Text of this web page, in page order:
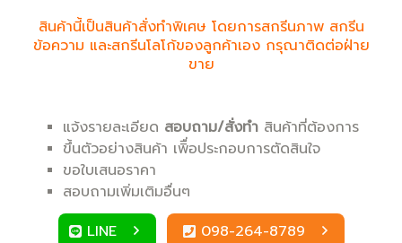
สินค้านี้เป็นสินค้าสั่งทำพิเศษ โดยการสกรีนภาพ สกรีน
ข้อความ และสกรีนโลโก้ของลูกค้าเอง กรุณาติดต่อฝ่าย
ขาย
แจ้งรายละเอียด สอบถาม/สั่งทำ สินค้าที่ต้องการ
ขึ้นตัวอย่างสินค้า เพิื่อประกอบการตัดสินใจ
ขอใบเสนอราคา
สอบถามเพิ่มเติมอื่นๆ
LINE
098-264-8789